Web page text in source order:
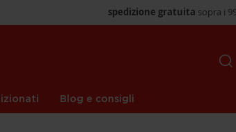
spedizione gratuita sopra i
Blog e consigli